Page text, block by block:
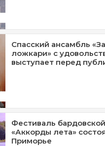
Спасский ансамбль
ложкари» с
выступает перед
Фестиваль
«Аккорды лета»
Приморье